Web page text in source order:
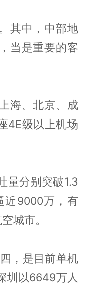
其中，中部地
当是重要的客
海、北京、成
4E级以上机场
量分别突破1.3
近9000万，有
城市。
，是目前单机
圳以6649万人